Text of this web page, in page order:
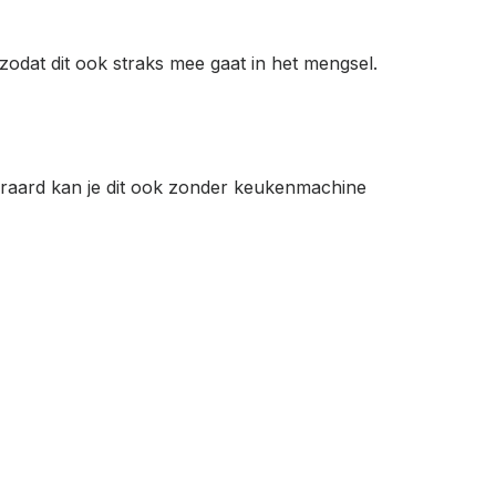
dit ook straks mee gaat in het mengsel.
kan je dit ook zonder keukenmachine